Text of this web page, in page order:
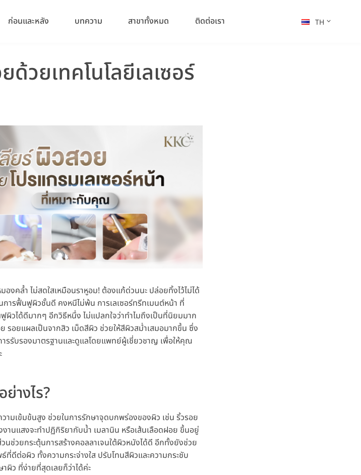
ก่อนและหลัง บทความ สาขาทั้งหมด ติดต่อเรา TH
วยเทคโนโลยีเลเซอร์
งคล้ำ ไม่สดใสเหมือนราหูอม! ต้องแก้ด่วนนะ ปล่อยทิ้งไว้ไม่ได้
การฟื้นฟูผิวชั้นดี คงหนีไม่พ้น การเลเซอร์ทรีทเมนต์หน้า ที่
วได้ดีมากๆ อีกวิธีหนึ่ง ไม่แปลกใจว่าทำไมถึงเป็นที่นิยมมาก
รอยแผลเป็นจากสิว เม็ดสีผิว ช่วยให้สีผิวสม่ำเสมอมากขึ้น ซึ่ง
ารรับรองมาตรฐานและดูแลโดยแพทย์ผู้เชี่ยวชาญ เพื่อให้คุณ
างไร?
ามเข้มข้นสูง ช่วยในการรักษาจุดบกพร่องของผิว เช่น ริ้วรอย
นแสงจะทำปฏิกิริยากับน้ำ เมลานิน หรือเส้นเลือดฝอย ขึ้นอยู่
ช่วยกระตุ้นการสร้างคอลลาเจนใต้ผิวหนังได้ดี อีกทั้งยังช่วย
ที่ดีต่อผิว ทั้งความกระจ่างใส ปรับโทนสีผิวและความกระชับ
ผิว ที่ง่ายที่สุดเลยก็ว่าได้ค่ะ